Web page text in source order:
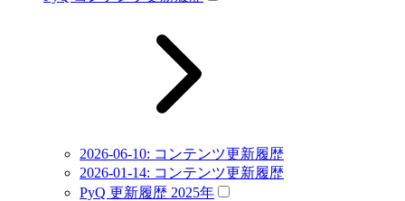
2026-06-10: コンテンツ更新履歴
2026-01-14: コンテンツ更新履歴
PyQ 更新履歴 2025年